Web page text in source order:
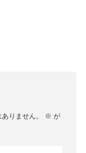
りません。 ※ が